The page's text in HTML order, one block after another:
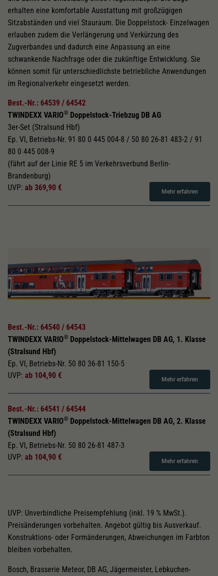
erhalten eine komfortable Ausstattung mit großzügigen
Sitzabständen und viel Stauraum. Die Doppelstock- Einzelwagen
erlauben zudem die Verlängerung und Verkürzung des
Zugverbandes und dadurch eine Anpassung an eine
schwankende Nachfrage oder die zukünftige Entwicklung. Sie
können somit für unterschiedlichste betriebliche Anwendungen
im Regionalverkehr eingesetzt werden.
Best.-Nr.: 64539 / 64542
TWINDEXX VARIO® Doppelstock-Triebzug DB AG
3er-Set (Stralsund Hbf)
Ep. VI, Betriebs-Nr. 91 80 0 445 004-8 / 50 80 26-81 483-2 / 91
80 0 445 008-9
(fährt auf der Linie RE 5 im Verkehrsverbund Berlin-
Brandenburg)
UVP: ab 369,90 € Mehr erfahren
Best.-Nr.: 64540 / 64543
TWINDEXX VARIO® Doppelstock-Mittelwagen DB AG, 1. Klasse
(Stralsund Hbf)
Ep. VI, Betriebs-Nr. 50 80 36-81 150-5
UVP: ab 104,90 € Mehr erfahren
Best.-Nr.: 64541 / 64544
TWINDEXX VARIO® Doppelstock-Mittelwagen DB AG, 2. Klasse
(Stralsund Hbf)
Ep. VI, Betriebs-Nr. 50 80 26-81 487-3
UVP: ab 104,90 € Mehr erfahren
UVP: Unverbindliche Preisempfehlung (inkl. 19 % MwSt.).
Preisänderungen vorbehalten. Angebot gültig bis Ausverkauf.
Konstruktions- oder Formänderungen, Abweichungen im Farbton
bleiben vorbehalten.
Bosch, Brasserie Meteor, DB AG, Jägermeister, Lebkuchen-